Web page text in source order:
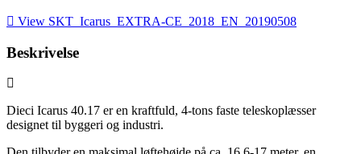
View SKT_Icarus_EXTRA-CE_2018_EN_20190508
Beskrivelse
Dieci Icarus 40.17 er en kraftfuld, 4-tons faste teleskoplæsser
designet til byggeri og industri.